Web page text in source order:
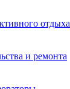
отдыха
и ремонта